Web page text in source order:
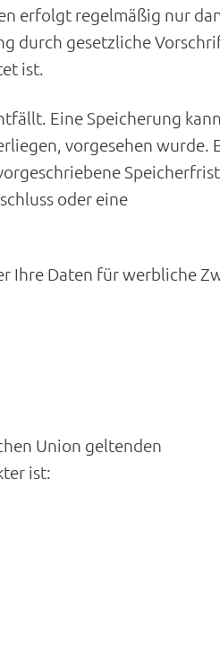
erfolgt regelmäßig nur
durch gesetzliche
ist.
Eine Speicherung kann
vorgesehen wurde.
Speicherfrist
oder eine
Ihre Daten für werbliche
Union geltenden
ist: